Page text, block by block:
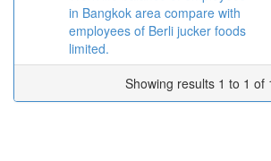
in Bangkok area compare with
employees of Berli jucker foods
limited.
Showing results 1 to 1 of